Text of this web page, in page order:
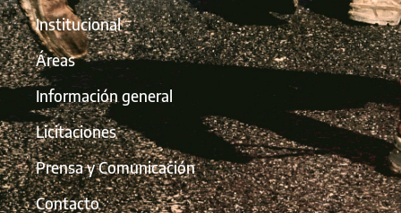
Institucional
Áreas
Información general
Licitaciones
Prensa y Comunicación
Contacto